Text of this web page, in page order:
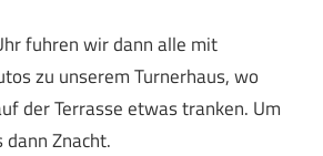
fuhren wir dann alle mit
zu unserem Turnerhaus, wo
der Terrasse etwas tranken. Um
Znacht.